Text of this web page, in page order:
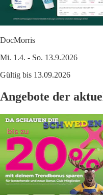
DocMorris
Mi. 1.4. - So. 13.9.2026
Gültig bis 13.09.2026
Angebote der